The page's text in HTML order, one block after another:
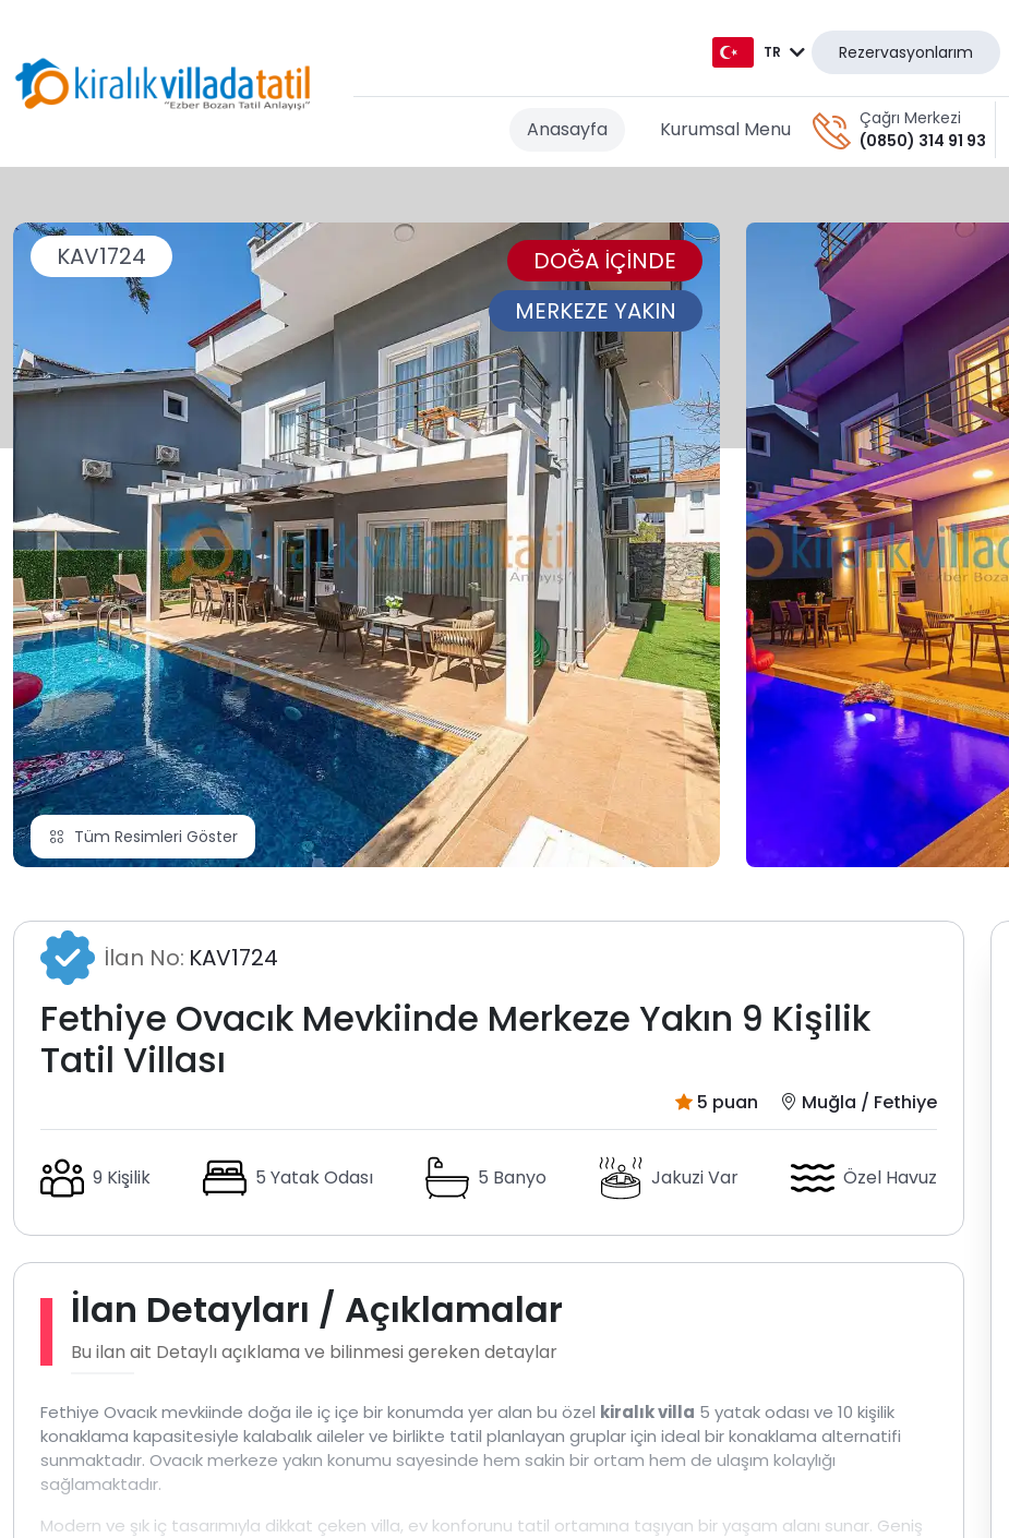
TR Rezervasyonlarım
Anasayfa Kurumsal Menu
Çağrı Merkezi
(0850) 314 91 93
KAV1724
DOĞA İÇİNDE
MERKEZE YAKIN
Tüm Resimleri Göster
İlan No: KAV1724
Fethiye Ovacık Mevkiinde Merkeze Yakın 9 Kişilik
Tatil Villası
5 puan Muğla / Fethiye
9 Kişilik 5 Yatak Odası 5 Banyo Jakuzi Var Özel Havuz
İlan Detayları / Açıklamalar
Bu ilan ait Detaylı açıklama ve bilinmesi gereken detaylar
Fethiye Ovacık mevkiinde doğa ile iç içe bir konumda yer alan bu özel kiralık villa 5 yatak odası ve 10 kişilik
konaklama kapasitesiyle kalabalık aileler ve birlikte tatil planlayan gruplar için ideal bir konaklama alternatifi
sunmaktadır. Ovacık merkeze yakın konumu sayesinde hem sakin bir ortam hem de ulaşım kolaylığı
sağlamaktadır.
Modern ve şık iç tasarımıyla dikkat çeken villa, ev konforunu tatil ortamına taşıyan bir yaşam alanı sunar. Geniş